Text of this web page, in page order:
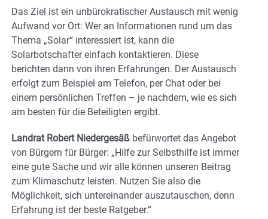
Das Ziel ist ein unbürokratischer Austausch mit wenig
Aufwand vor Ort: Wer an Informationen rund um das
Thema „Solar“ interessiert ist, kann die
Solarbotschafter einfach kontaktieren. Diese
berichten dann von ihren Erfahrungen. Der Austausch
erfolgt zum Beispiel am Telefon, per Chat oder bei
einem persönlichen Treffen – je nachdem, wie es sich
am besten für die Beteiligten ergibt.
Landrat Robert Niedergesäß befürwortet das Angebot
von Bürgern für Bürger: „Hilfe zur Selbsthilfe ist immer
eine gute Sache und wir alle können unseren Beitrag
zum Klimaschutz leisten. Nutzen Sie also die
Möglichkeit, sich untereinander auszutauschen, denn
Erfahrung ist der beste Ratgeber.“